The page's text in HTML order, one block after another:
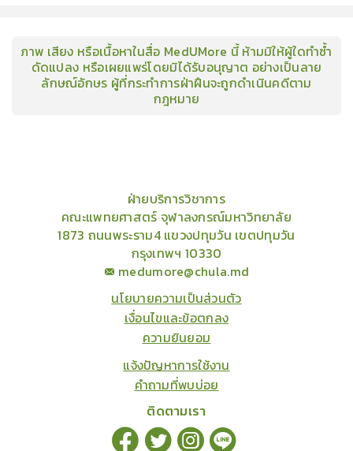
ภาพ เสียง หรือเนื้อหาในสื่อ MedUMore นี้ ห้ามมิให้ผู้ใดทำซ้ำ
ดัดแปลง หรือเผยแพร่โดยมิได้รับอนุญาต อย่างเป็นลาย
ลักษณ์อักษร ผู้ที่กระทำการฝ่าฝืนจะถูกดำเนินคดีตาม
กฎหมาย
ฝ่ายบริการวิชาการ
คณะแพทยศาสตร์ จุฬาลงกรณ์มหาวิทยาลัย
1873 ถนนพระราม4 แขวงปทุมวัน เขตปทุมวัน
กรุงเทพฯ 10330
medumore@chula.md
นโยบายความเป็นส่วนตัว
เงื่อนไขและข้อตกลง
ความยินยอม
แจ้งปัญหาการใช้งาน
คำถามที่พบบ่อย
ติดตามเรา